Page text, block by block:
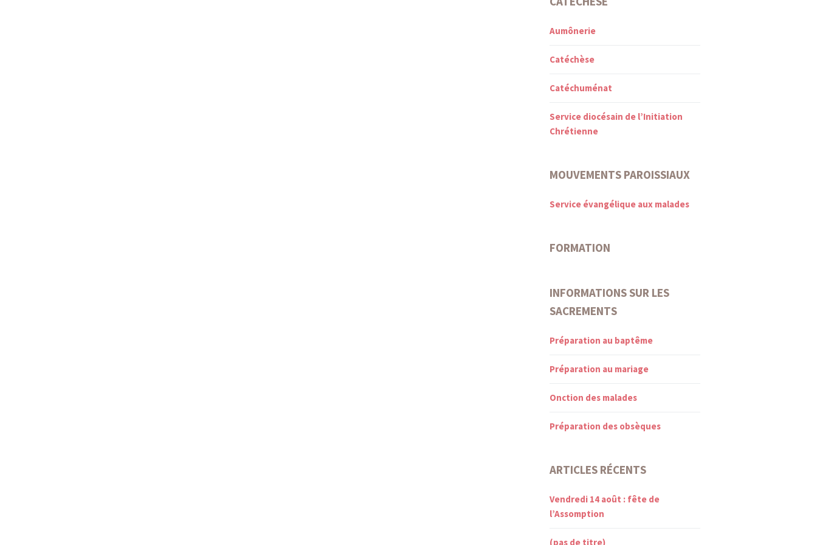
Aumônerie
Catéchèse
Catéchuménat
Service diocésain de l’Initiation
Chrétienne
MOUVEMENTS PAROISSIAUX
Service évangélique aux malades
FORMATION
INFORMATIONS SUR LES
SACREMENTS
Préparation au baptême
Préparation au mariage
Onction des malades
Préparation des obsèques
ARTICLES RÉCENTS
Vendredi 14 août : fête de
l’Assomption
(pas de titre)